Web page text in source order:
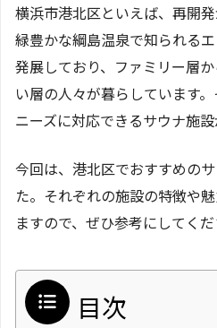
横浜市港北区といえば、再開発
緑豊かな綱島温泉で知られる
発展しており、ファミリー層
い層の人々が暮らしています
ニーズに対応できるサウナ施設
今回は、港北区でおすすめの
た。それぞれの施設の特徴や
ますので、ぜひ参考にしてくだ
目次